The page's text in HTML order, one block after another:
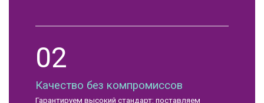
02
Качество без компромиссов
Гарантируем высокий стандарт: поставляем